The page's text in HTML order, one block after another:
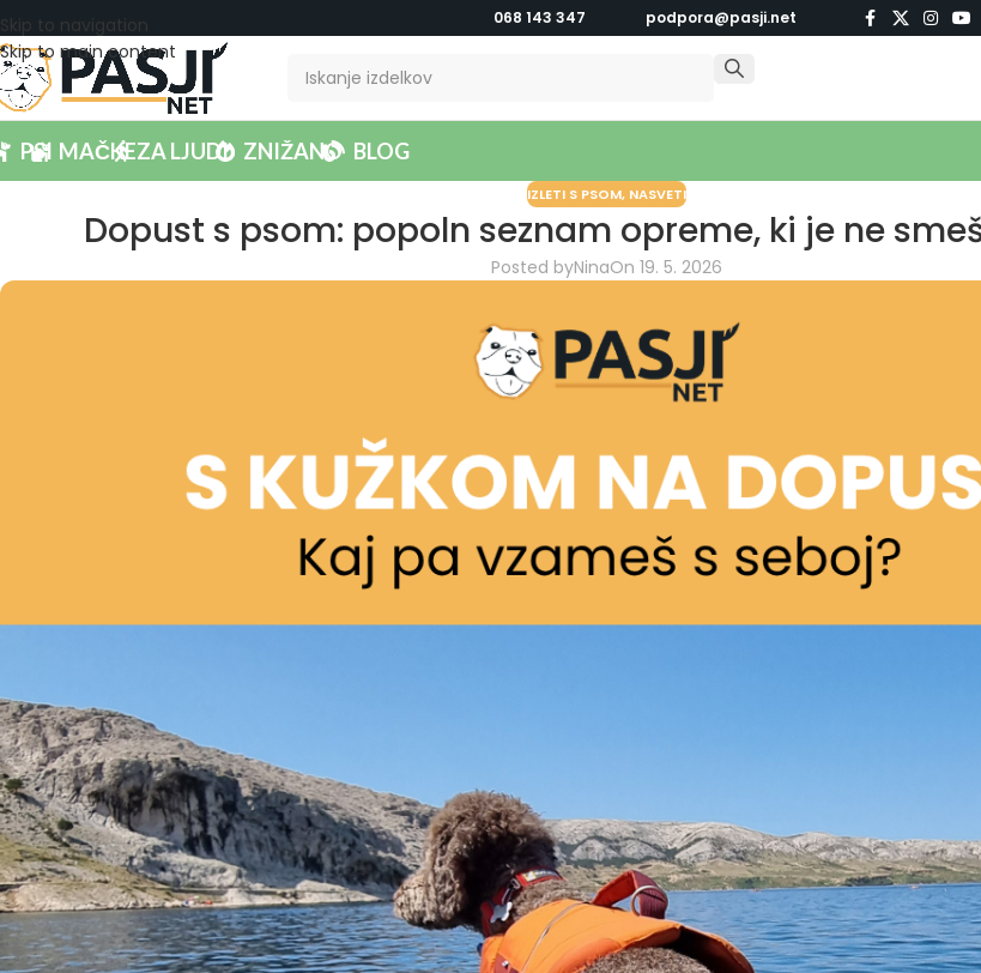
Skip to navigation
Skip to main content
068 143 347 podpora@pasji.net
PSI MAČKEZA LJUDI ZNIŽANO BLOG
IZLETI S PSOM, NASVETI
Dopust s psom: popoln seznam opreme, ki je ne
Posted byNinaOn 19. 5. 2026